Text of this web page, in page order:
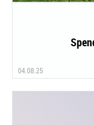
04.08.25